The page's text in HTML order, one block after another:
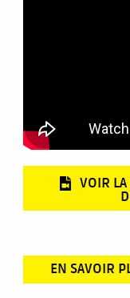
VOIR
EN SAVOIR